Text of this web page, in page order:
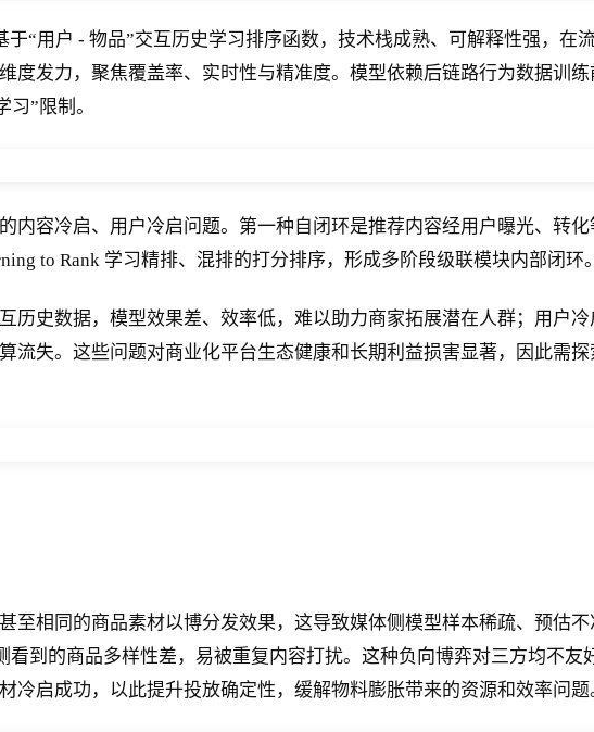
“用户 - 物品”交互历史学习排序函数，技术栈成熟、可解释性强，
度发力，聚焦覆盖率、实时性与精准度。模型依赖后链路行为数据训
”限制。
内容冷启、用户冷启问题。第一种自闭环是推荐内容经用户曝光、转
to Rank 学习精排、混排的打分排序，形成多阶段级联模块内部闭环
历史数据，模型效果差、效率低，难以助力商家拓展潜在人群；用户
流失。这些问题对商业化平台生态健康和长期利益损害显著，因此需
至相同的商品素材以博分发效果，这导致媒体侧模型样本稀疏、预估
到的商品多样性差，易被重复内容打扰。这种负向博弈对三方均不
冷启成功，以此提升投放确定性，缓解物料膨胀带来的资源和效率问题